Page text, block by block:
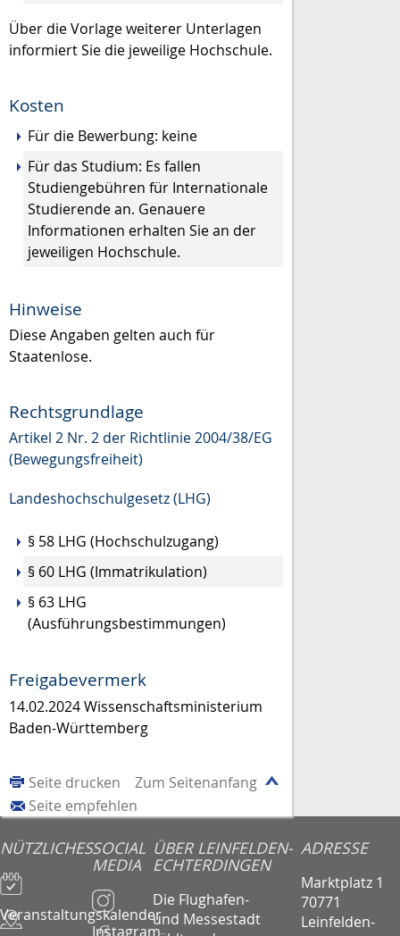
Über die Vorlage weiterer Unterlagen
informiert Sie die jeweilige Hochschule.
Kosten
Für die Bewerbung: keine
Für das Studium: Es fallen
Studiengebühren für Internationale
Studierende an. Genauere
Informationen erhalten Sie an der
jeweiligen Hochschule.
Hinweise
Diese Angaben gelten auch für
Staatenlose.
Rechtsgrundlage
Artikel 2 Nr. 2 der Richtlinie 2004/38/EG
(Bewegungsfreiheit)
Landeshochschulgesetz (LHG)
§ 58 LHG (Hochschulzugang)
§ 60 LHG (Immatrikulation)
§ 63 LHG
(Ausführungsbestimmungen)
Freigabevermerk
14.02.2024Wissenschaftsministerium
Baden-Württemberg
Zum Seitenanfang
Seite drucken
Seite empfehlen
NÜTZLICHES
Veranstaltungskalender
SOCIAL
MEDIA
Instagram
ÜBER LEINFELDEN-
ECHTERDINGEN
Die Flughafen-
und Messestadt
ADRESSE
Marktplatz 1
70771
Leinfelden-